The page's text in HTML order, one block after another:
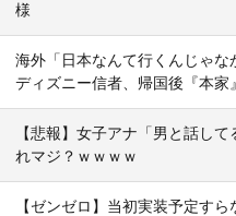
様
海外「日本なんて行くんじゃ
ディズニー信者、帰国後『本家
【悲報】女子アナ「男と話し
れマジ？ｗｗｗｗ
【ゼンゼロ】当初実装予定す